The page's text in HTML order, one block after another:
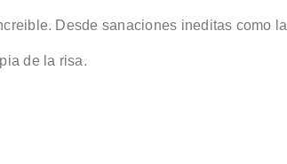
Desde sanaciones ineditas como la
de la risa.